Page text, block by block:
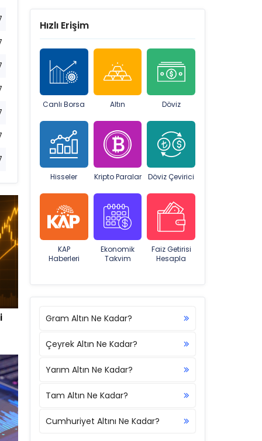
Hızlı Erişim
Canlı Borsa Altın Döviz
Hisseler Kripto Paralar Döviz Çevirici
KAP
Haberleri
Ekonomik
Takvim
Faiz Getirisi
Hesapla
Gram Altın Ne Kadar?
Çeyrek Altın Ne Kadar?
Yarım Altın Ne Kadar?
Tam Altın Ne Kadar?
Cumhuriyet Altını Ne Kadar?